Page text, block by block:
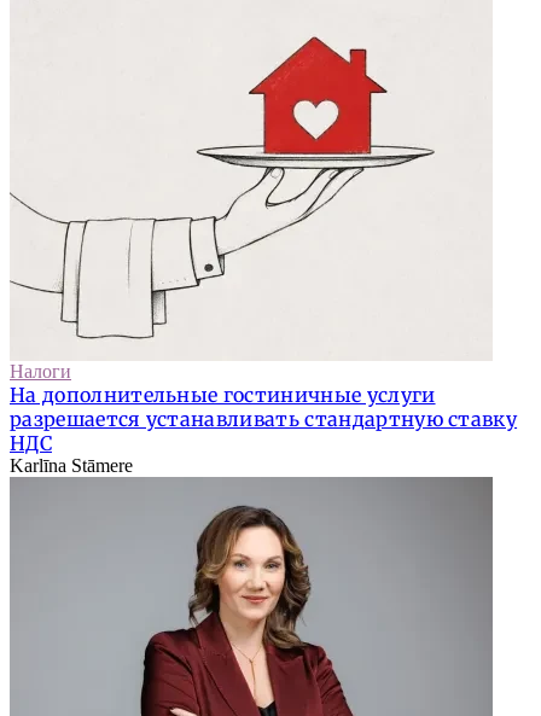
Налоги
На дополнительные гостиничные услуги
разрешается устанавливать стандартную ставку
НДС
Karlīna Stāmere